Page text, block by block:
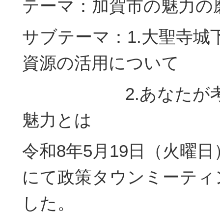
テーマ：加賀市の魅力の
サブテーマ：1.大聖寺城
資源の活用について
2.あなたが考え
魅力とは
令和8年5月19日（火曜
にて政策タウンミーテ
した。